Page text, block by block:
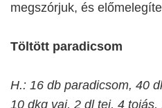
megszórjuk, és
Töltött paradicsom
H.: 16 db paradicsom, 40
10 dkg vaj, 2 dl tej, 4